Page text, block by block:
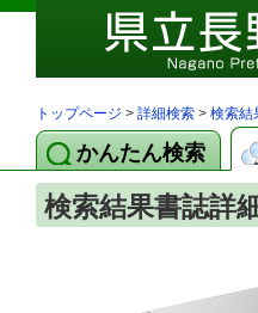
トップページ > 詳細検索 > 検索結
かんたん検索
検索結果書誌詳